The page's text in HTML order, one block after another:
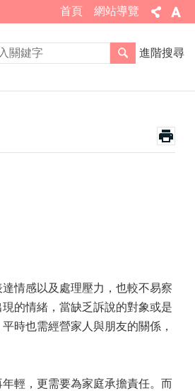
首頁 網站導覽
進階搜尋
情感以及處理壓力，也較不易察
的情緒，當缺乏訴說的對象或是
時也需經營家人與朋友的關係，
輕，更需要為家庭承擔責任。而